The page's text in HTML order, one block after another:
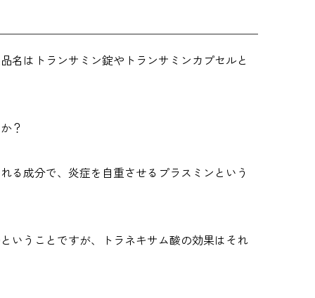
名はトランサミン錠やトランサミンカプセルと
？
る成分で、炎症を自重させるプラスミンという
ということですが、トラネキサム酸の効果はそれ